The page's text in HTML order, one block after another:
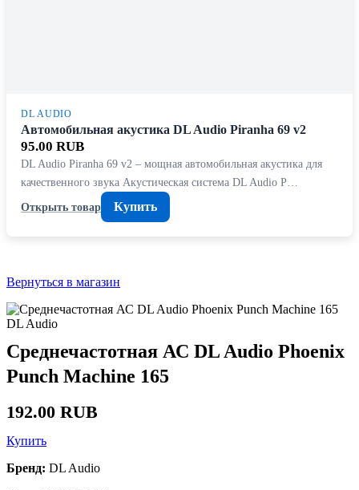
DL AUDIO
Автомобильная акустика DL Audio Piranha 69 v2
95.00 RUB
DL Audio Piranha 69 v2 – мощная автомобильная акустика для
качественного звука Акустическая система DL Audio P…
Открыть товар
Купить
Вернуться в магазин
DL Audio
Среднечастотная АС DL Audio Phoenix
Punch Machine 165
192.00 RUB
Купить
Бренд: DL Audio